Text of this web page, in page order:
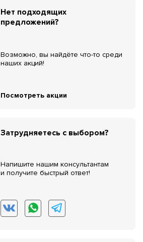
Нет подходящих
предложений?
Возможно, вы найдёте что-то среди
наших акций!
Посмотреть акции
Затрудняетесь с выбором?
Напишите нашим консультантам
и получите быстрый ответ!